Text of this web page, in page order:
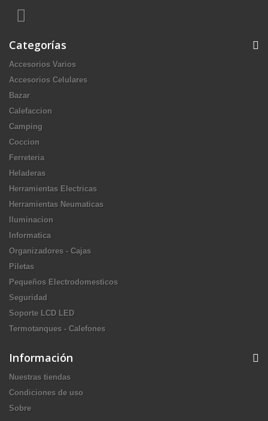
Categorías
Accesorios Varios
Accesorios Celulares
Bazar
Calefaccion
Camping
Coccion
Ferreteria
Heladeras
Herramientas Electricas
Herramientas Neumaticas
Iluminacion
Informatica
Organizadores - Cajas
Piletas
Pequeños Electrodomesticos
Seguridad
Soporte LCD LED
Termotanques - Calefones
Información
Nuestras tiendas
Condiciones de uso
Sobre